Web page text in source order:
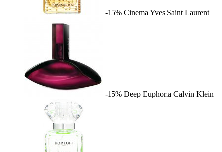
-15% Cinema Yves Saint Laurent
-15% Deep Euphoria Calvin Klein